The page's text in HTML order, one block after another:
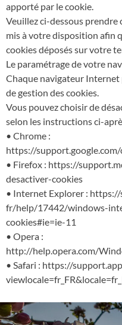
apporté par le cookie.
Veuillez ci-dessous
mis à votre disposition afin
cookies déposés sur votre
Le paramétrage de votre
Chaque navigateur Internet
de gestion des cookies.
Vous pouvez choisir de
selon les instructions ci-
• Chrome :
https://
• Firefox : https://
desactiver-cookies
• Internet Explorer :
fr/help/17442/windows-
cookies#ie=ie-11
• Opera :
http://help.opera.com/
• Safari : https://